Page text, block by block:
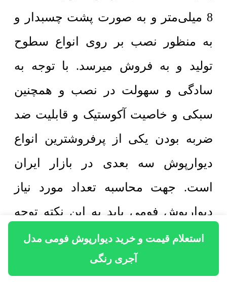
استعلام قیمت و خرید دیوارپوش فومی مدل
آجری رنگی
8 میلی‌متر و به صورت پشت چسبدار و
به منظور نصب بر روی انواع سطوح
تولید و به فروش میرسد. با توجه به
سادگی و سهولت در نصب و همچنین
سبکی و خاصیت آکوستیک و قابلیت ضد
ضربه بودن یکی از پرفروشترین انواع
دیوارپوش سه بعدی در بازار ایران
است. جهت محاسبه تعداد مورد نیاز
دیوارپوش فومی باید به این نکته توجه
کرد که با توجه به جهت نصب تایل باید
تعداد لازم را محاسبه کرد. با توجه به